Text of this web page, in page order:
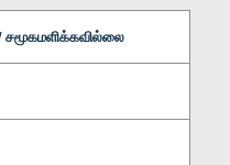
சமூகமளிக்கவில்லை